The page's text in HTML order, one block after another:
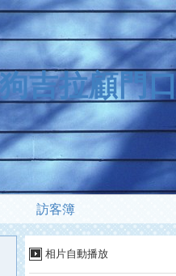
吉拉顧門口
訪客簿
相片自動播放